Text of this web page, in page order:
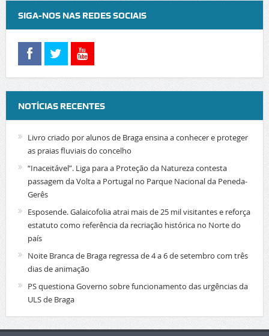
SIGA-NOS NAS REDES SOCIAIS
NOTÍCIAS RECENTES
Livro criado por alunos de Braga ensina a conhecer e proteger
as praias fluviais do concelho
“Inaceitável”. Liga para a Proteção da Natureza contesta
passagem da Volta a Portugal no Parque Nacional da Peneda-
Gerês
Esposende. Galaicofolia atrai mais de 25 mil visitantes e reforça
estatuto como referência da recriação histórica no Norte do
país
Noite Branca de Braga regressa de 4 a 6 de setembro com três
dias de animação
PS questiona Governo sobre funcionamento das urgências da
ULS de Braga